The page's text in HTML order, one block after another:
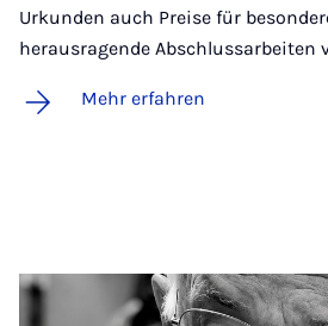
Urkunden auch Preise für
herausragende Abschlussarbeiten
Mehr erfahren